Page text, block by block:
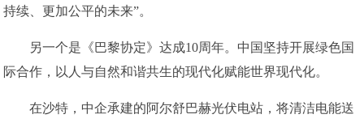
持续、更加公平的未来”。
另一个是《巴黎协定》达成10周年。中国坚持开展绿色国
际合作，以人与自然和谐共生的现代化赋能世界现代化。
在沙特，中企承建的阿尔舒巴赫光伏电站，将清洁电能送